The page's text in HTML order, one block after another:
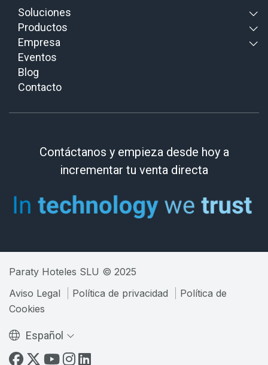
Soluciones
Productos
Empresa
Eventos
Blog
Contacto
Contáctanos y empieza desde hoy a
incrementar tu venta directa
Paraty Hoteles SLU © 2025
Aviso Legal
Política de privacidad
Política de
Cookies
Español